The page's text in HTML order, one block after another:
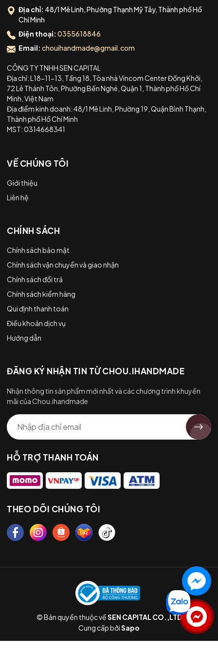
Địa chỉ: 48/1 Mê Linh, Phường Thạnh Mỹ Tây, Thành phố Hồ
Chí Minh
Điện thoại: 0355618846
Email: chouihandmade@gmail.com
CÔNG TY TNHH SEN CAPITAL
Địa chỉ: L18-11-13, Tầng 18, Tòa nhà Vincom Center Đồng Khởi,
72 Lê Thánh Tôn, Phường Bến Nghé, Quận 1, Thành phố Hồ Chí
Minh, Việt Nam
Địa điểm kinh doanh: 48/1 Mê Linh, Phường 19, Quận Bình Thạnh,
Thành phố Hồ Chí Minh
MST: 0314668341
VỀ CHÚNG TÔI
Giới thiệu
Liên hệ
CHÍNH SÁCH
Chính sách bảo mật
Chính sách vận chuyển và giao nhận
Chính sách đổi trả
Chính sách kiểm hàng
Qui định thanh toán
Điều khoản dịch vụ
Hướng dẫn
ĐĂNG KÝ NHẬN TIN TỪ CHOU.IHANDMADE
Nhận thông tin sản phẩm mới nhất và các chương trình khuyến
mãi của Chou.ihandmade
HỖ TRỢ THANH TOÁN
THEO DÕI CHÚNG TÔI
© Bản quyền thuộc vềSEN CAPITAL CO.,LTD
Cung cấp bởiSapo
Liên hệ